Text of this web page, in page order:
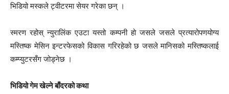
भिडियो मस्कले ट्वीटरमा सेयर गरेका छन् ।
स्मरण रहोस् न्युरालिंक एउटा यस्तो कम्पनी हो जसले जसले प्रत्यारोपणयोग्य
मस्तिष्क मेसिन इन्टरफेसको विकास गरिरहेको छ जसले मानिसको मस्तिष्कलाई
कम्प्युटरसँग जोड्नेछ ।
भिडियो गेम खेल्ने बाँदरको कथा